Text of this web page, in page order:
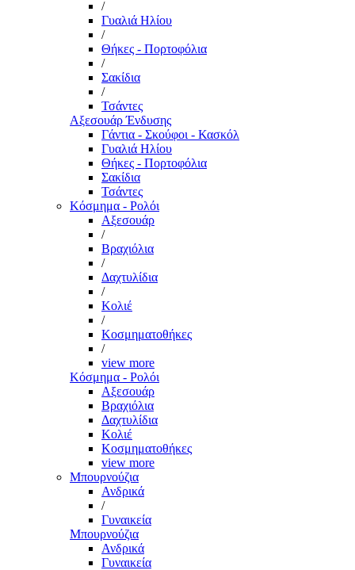
/
Γυαλιά Ηλίου
/
Θήκες - Πορτοφόλια
/
Σακίδια
/
Τσάντες
Αξεσουάρ Ένδυσης
Γάντια - Σκούφοι - Κασκόλ
Γυαλιά Ηλίου
Θήκες - Πορτοφόλια
Σακίδια
Τσάντες
Κόσμημα - Ρολόι
Αξεσουάρ
/
Βραχιόλια
/
Δαχτυλίδια
/
Κολιέ
/
Κοσμηματοθήκες
/
view more
Κόσμημα - Ρολόι
Αξεσουάρ
Βραχιόλια
Δαχτυλίδια
Κολιέ
Κοσμηματοθήκες
view more
Μπουρνούζια
Ανδρικά
/
Γυναικεία
Μπουρνούζια
Ανδρικά
Γυναικεία